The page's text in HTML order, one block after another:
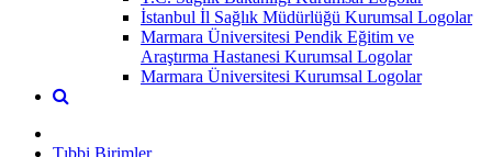
İstanbul İl Sağlık Müdürlüğü Kurumsal Logolar
Marmara Üniversitesi Pendik Eğitim ve
Araştırma Hastanesi Kurumsal Logolar
Marmara Üniversitesi Kurumsal Logolar
Tıbbi Birimler